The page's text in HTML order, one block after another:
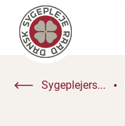
Sygeplejers...